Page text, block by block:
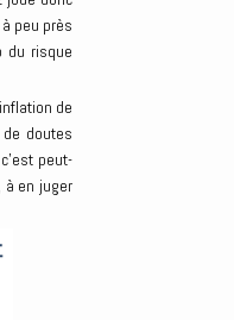
peu près
du risque
de
doutes
peut-
à en juger